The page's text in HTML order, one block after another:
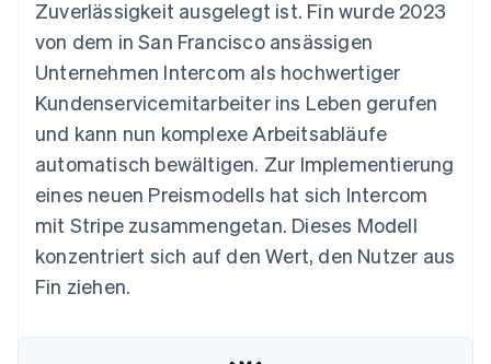
Verbundene
Finanzdaten
Product roadmap
Ausblick
Radar
Betrugsprävention
Atlas
Start-up-Gründung
Versicherungen
Medien und
Unterhaltung
Gemeinnützige
Organisationen
Fachdienstleistungen
Öffentlicher Sektor
Einzelhandel
Ecosystem
Partner
App-Integrationen
Code-Beispiele
Entwickler-Blog
API-Status
Zuverlässigkeit ausgelegt ist. Fin wurde 2023
von dem in San Francisco ansässigen
Unternehmen Intercom als hochwertiger
Kundenservicemitarbeiter ins Leben gerufen
und kann nun komplexe Arbeitsabläufe
automatisch bewältigen. Zur Implementierung
eines neuen Preismodells hat sich Intercom
mit Stripe zusammengetan. Dieses Modell
konzentriert sich auf den Wert, den Nutzer aus
Fin ziehen.